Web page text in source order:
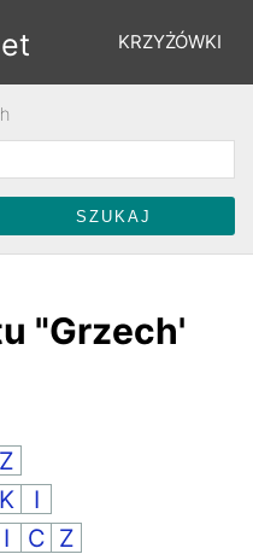
KRZYŻÓWKI
ŁAMIGŁÓWKI
"Grzech'
Z
K
I
I C Z